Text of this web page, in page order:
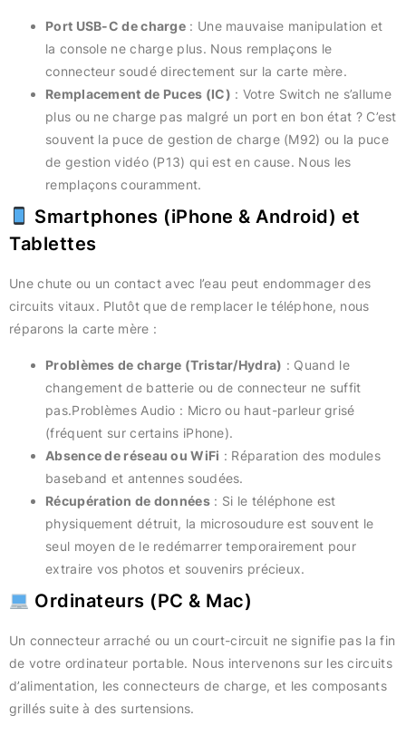
Port USB-C de charge : Une mauvaise manipulation et
la console ne charge plus. Nous remplaçons le
connecteur soudé directement sur la carte mère.
Remplacement de Puces (IC) : Votre Switch ne s’allume
plus ou ne charge pas malgré un port en bon état ? C’est
souvent la puce de gestion de charge (M92) ou la puce
de gestion vidéo (P13) qui est en cause. Nous les
remplaçons couramment.
Smartphones (iPhone & Android) et
Tablettes
Une chute ou un contact avec l’eau peut endommager des
circuits vitaux. Plutôt que de remplacer le téléphone, nous
réparons la carte mère :
Problèmes de charge (Tristar/Hydra) : Quand le
changement de batterie ou de connecteur ne suffit
pas.Problèmes Audio : Micro ou haut-parleur grisé
(fréquent sur certains iPhone).
Absence de réseau ou WiFi : Réparation des modules
baseband et antennes soudées.
Récupération de données: Si le téléphone est
physiquement détruit, la microsoudure est souvent le
seul moyen de le redémarrer temporairement pour
extraire vos photos et souvenirs précieux.
Ordinateurs (PC & Mac)
Un connecteur arraché ou un court-circuit ne signifie pas la fin
de votre ordinateur portable. Nous intervenons sur les circuits
d’alimentation, les connecteurs de charge, et les composants
grillés suite à des surtensions.